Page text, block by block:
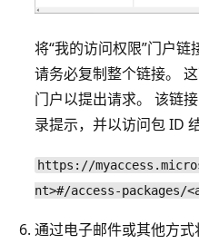
将“我的访问权限”门户链
请务必复制整个链接。
门户以提出请求。 该链
录提示，并以访问包 ID 结
https://
nt>#/access-packages/
通过电子邮件或其他方